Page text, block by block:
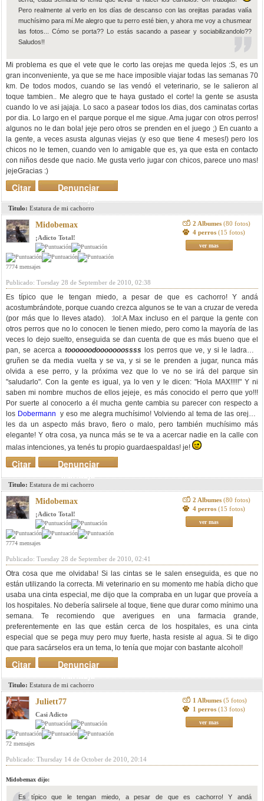
Pero realmente al verlo en los días de descanso con las orejitas paradas valía
muchísimo para mí.Me alegro que tu perro esté bien, y ahora me voy a chusmear
las fotos... Cómo se porta?? Lo estás sacando a pasear y sociabilizandolo??
Saludos!!
Mi problema es que el vete que le corto las orejas me queda lejos :S, es un
gran inconveniente, ya que se me hace imposible viajar todas las semanas 70
km. De todos modos, cuando se las vendó el veterinario, se le salieron al
toque tambien.. Me alegro que te haya gustado el corte! la gente se asusta
cuando lo ve asi jajaja. Lo saco a pasear todos los dias, dos caminatas cortas
por dia. Lo largo en el parque porque el me sigue. Ama jugar con otros perros!
algunos no le dan bola! jeje pero otros se prenden en el juego ;) En cuanto a
la gente, a veces asusta algunas viejas (y eso que tiene 4 meses!) pero los
chicos no le temen, cuando ven lo amigable que es, ya que esta en contacto
con niños desde que nacio. Me gusta verlo jugar con chicos, parece uno mas!
jejeGracias :)
Denunciar
mensaje
Citar
Titulo: Estatura de mi cachorro
Midobemax
¡Adicto Total!
7774 mensajes
2 Albumes (80 fotos)
4 perros (15 fotos)
ver mas
Publicado: Tuesday 28 de September de 2010, 02:38
Es típico que le tengan miedo, a pesar de que es cachorro! Y andá
acostumbrándote, porque cuando crezca algunos se te van a cruzar de vereda
(por más que lo lleves atado). :lol:A Max incluso en el parque la gente con
otros perros que no lo conocen le tienen miedo, pero como la mayoría de las
veces lo dejo suelto, enseguida se dan cuenta de que es más bueno que el
pan, se acerca atoooooodooooooossss
los perros que ve, y si le ladran o
gruñen se da media vuelta y se va, y si se le prenden a jugar, nunca más
olvida a ese perro, y la próxima vez que lo ve no se irá del parque sin
"saludarlo". Con la gente es igual, ya lo ven y le dicen: "Hola MAX!!!!!" Y ni
saben mi nombre muchos de ellos jejeje, es más conocido el perro que yo!!!
Por suerte al conocerlo a él mucha gente cambia su parecer con respecto a
los Dobermann y eso me alegra muchísimo! Volviendo al tema de las orejas,
les da un aspecto más bravo, fiero o malo, pero también muchísimo más
elegante! Y otra cosa, ya nunca más se te va a acercar nadie en la calle con
malas intenciones, ya tenés tu propio guardaespaldas! je!
Denunciar
mensaje
Citar
Titulo: Estatura de mi cachorro
Midobemax
¡Adicto Total!
7774 mensajes
2 Albumes (80 fotos)
4 perros (15 fotos)
ver mas
Publicado: Tuesday 28 de September de 2010, 02:41
Otra cosa que me olvidaba! Si las cintas se le salen enseguida, es que no
están utilizando la correcta. Mi veterinario en su momento me había dicho que
usaba una cinta especial, me dijo que la compraba en un lugar que proveía a
los hospitales. No debería salirsele al toque, tiene que durar como mínimo una
semana. Te recomiendo que averigues en una farmacia grande,
preferentemente en las que están cerca de los hospitales, es una cinta
especial que se pega muy pero muy fuerte, hasta resiste al agua. Si te digo
que para sacárselos era un tema, lo tenía que mojar con bastante alcohol!
Denunciar
mensaje
Citar
Titulo: Estatura de mi cachorro
Juliett77
Casi Adicto
72 mensajes
1 Albumes (5 fotos)
1 perros (13 fotos)
ver mas
Publicado: Thursday 14 de October de 2010, 20:14
Midobemax dijo:
Es típico que le tengan miedo, a pesar de que es cachorro! Y andá